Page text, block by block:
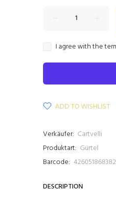
I agree with the
ADD TO WISHLIST
Verkäufer: Cartvelli
Produktart: Gürtel
Barcode:
DESCRIPTION